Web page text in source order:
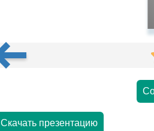
Скачать презентацию